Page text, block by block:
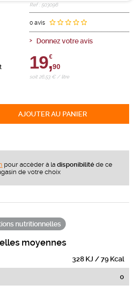
Ref : 503096
0 avis
Donnez votre avis
19,
€
90
soit 26,53 € / litre
AJOUTERAU PANIER
pour accèder à la disponibilité de ce
de votre choix
nutritionnelles
moyennes
328 KJ / 79 Kcal
0